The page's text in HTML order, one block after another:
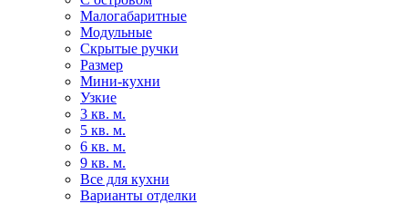
Малогабаритные
Модульные
Скрытые ручки
Размер
Мини-кухни
Узкие
3 кв. м.
5 кв. м.
6 кв. м.
9 кв. м.
Все для кухни
Варианты отделки